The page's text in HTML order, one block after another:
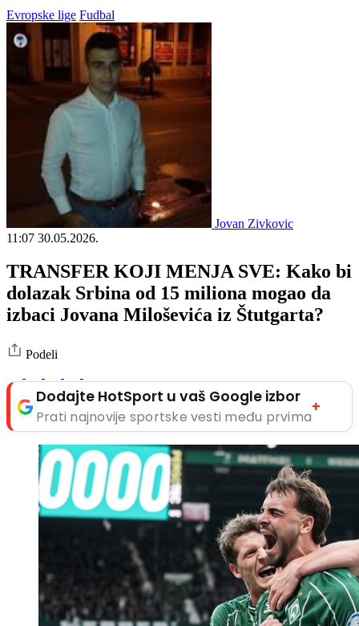
Evropske lige Fudbal
Jovan Zivkovic
11:07 30.05.2026.
TRANSFER KOJI MENJA SVE: Kako bi
dolazak Srbina od 15 miliona mogao da
izbaci Jovana Miloševića iz Štutgarta?
Podeli
Dodajte HotSport u vaš Google izbor
Prati najnovije sportske vesti među prvima
+